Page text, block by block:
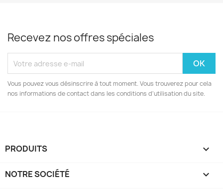
Recevez nos offres spéciales
Vous pouvez vous désinscrire à tout moment. Vous trouverez pour cela
nos informations de contact dans les conditions d'utilisation du site.
PRODUITS 
NOTRE SOCIÉTÉ 